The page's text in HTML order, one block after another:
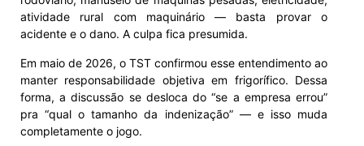
atividade rural com maquinário — basta provar o
acidente e o dano. A culpa fica presumida.
Em maio de 2026, o TST confirmou esse entendimento ao
manter responsabilidade objetiva em frigorífico. Dessa
forma, a discussão se desloca do “se a empresa errou”
pra “qual o tamanho da indenização” — e isso muda
completamente o jogo.